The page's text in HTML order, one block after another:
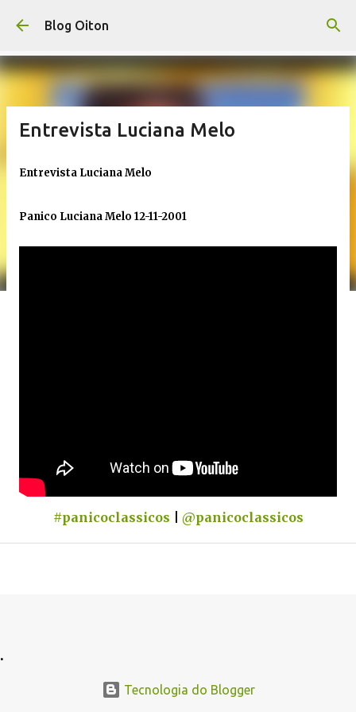
Pular para o conteúdo principal
Blog Oiton
Entrevista Luciana Melo
Entrevista Luciana Melo
Panico Luciana Melo 12-11-2001
#panicoclassicos @panicoclassicos
.
Tecnologia do Blogger